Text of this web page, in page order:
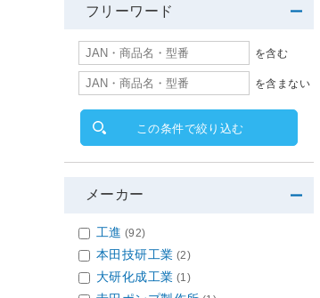
フリーワード
を含む
を含まない
この条件で絞り込む
メーカー
工進 (92)
本田技研工業 (2)
大研化成工業 (1)